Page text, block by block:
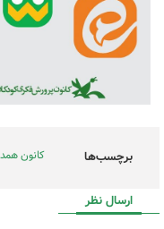
برچسب‌ها کانون
ارسال نظر